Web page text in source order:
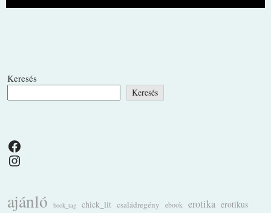
Keresés
Keresés
Facebook
Instagram
ajánló book_tag chick_lit családregény ebook erotika erotikus